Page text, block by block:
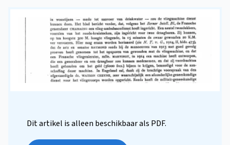
Dit artikel is alleen beschikbaar als PDF.